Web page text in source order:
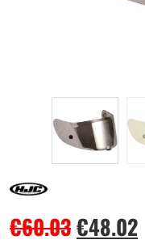
€60.03€48.02